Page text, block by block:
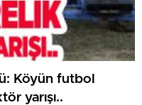
Köyün futbol
yarışı..